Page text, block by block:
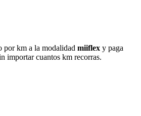
por km a la modalidad miiflex y paga
importar cuantos km recorras.